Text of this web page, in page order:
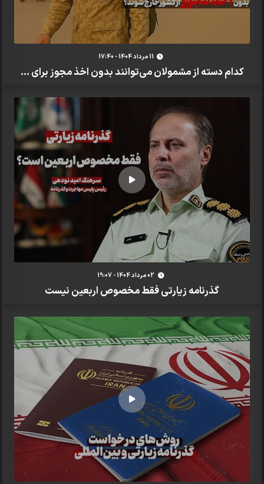
11 مرداد 1404 - 17:40
کدام دسته از مشمولان می‌توانند بدون اخذ مجوز برای ...
02 مرداد 1404 - 19:07
گذرنامه زیارتی فقط مخصوص اربعین نیست